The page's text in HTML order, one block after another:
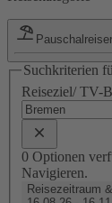
Suchkriterien
Reiseziel/ TV-
0 Optionen
Navigieren.
Reisezeitraum